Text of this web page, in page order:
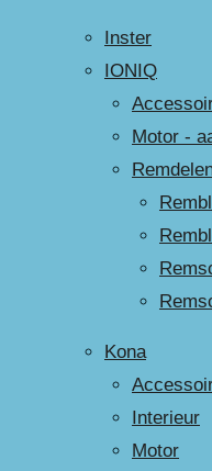
Inster
IONIQ
Motor -
Kona
Interieur
Motor